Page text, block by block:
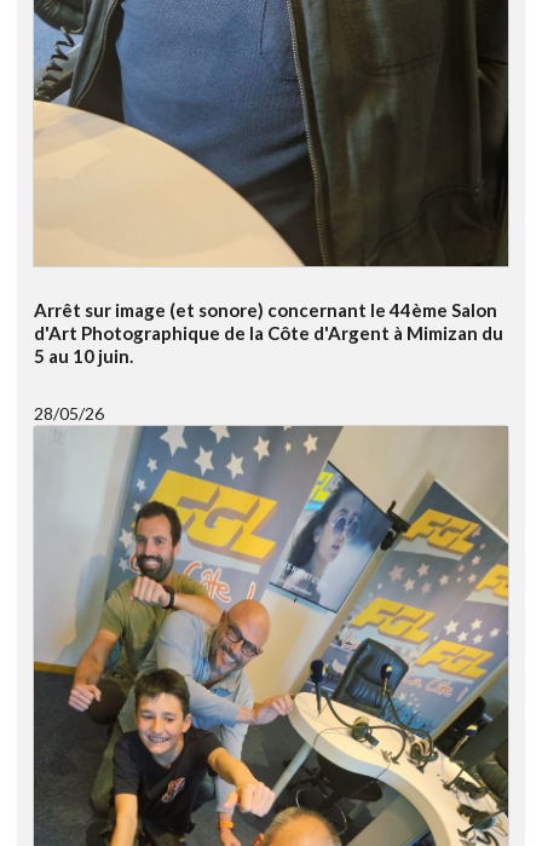
Arrêt sur image (et sonore) concernant le 44ème Salon
d'Art Photographique de la Côte d'Argent à Mimizan du
5 au 10 juin.
28/05/26